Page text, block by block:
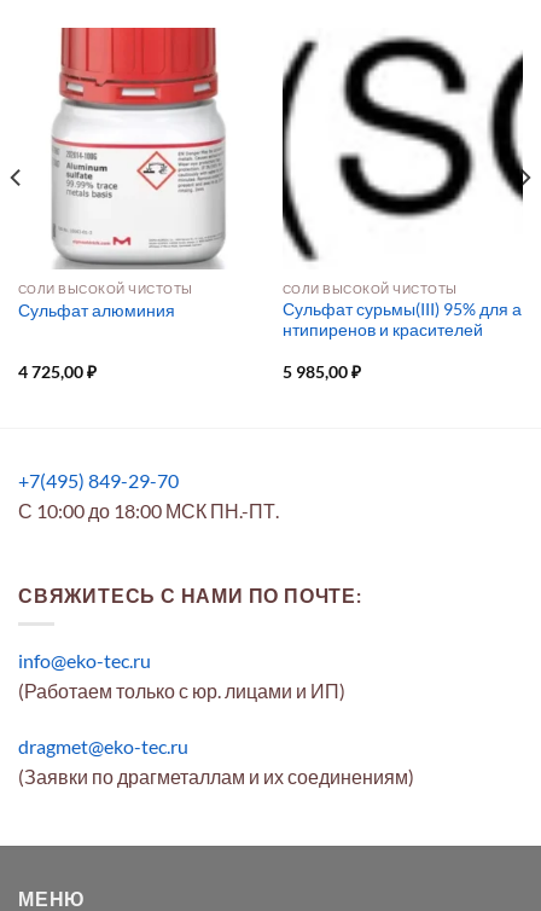
СОЛИ ВЫСОКОЙ ЧИСТОТЫ
Сульфат алюминия
4 725,00₽
СОЛИ ВЫСОКОЙ ЧИСТОТЫ
Сульфат сурьмы(III) 95% для а
нтипиренов и красителей
5 985,00₽
+7(495) 849-29-70
С 10:00 до 18:00 МСК ПН.-ПТ.
СВЯЖИТЕСЬ С НАМИ ПО ПОЧТЕ:
info@eko-tec.ru
(Работаем только с юр. лицами и ИП)
dragmet@eko-tec.ru
(Заявки по драгметаллам и их соединениям)
МЕНЮ